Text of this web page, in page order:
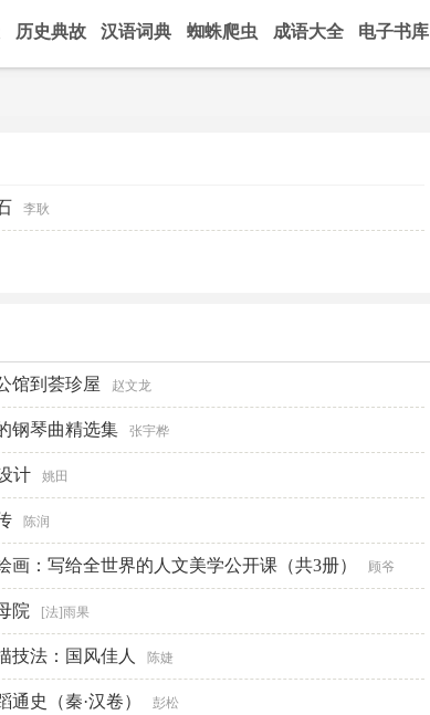
历史典故 汉语词典 蜘蛛爬虫 成语大全 电子书库
李耿
馆到荟珍屋 赵文龙
钢琴曲精选集 张宇桦
计 姚田
陈润
画：写给全世界的人文美学公开课（共3册） 顾爷
院 [法]雨果
技法：国风佳人 陈婕
通史（秦·汉卷） 彭松